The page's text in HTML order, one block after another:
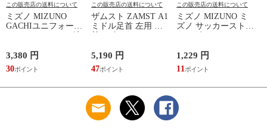
この販売店の送料について
ミズノ MIZUNO
GACHIユニフォーム
パンツ(ジュニア) 練
ォーム 練習用ユニフ
ォームパンツ GACHI
PANTS
3,380 円
30
この販売店の送料について
ザムスト ZAMST A1
ミドル足首 左用 足
首サポーター 13SS
5,190 円
47
この販売店の送料について
ミズノ MIZUNO ミ
ズノ サッカーストッ
キング サッカーソッ
23SS(P2MXA060)
1,229 円
11